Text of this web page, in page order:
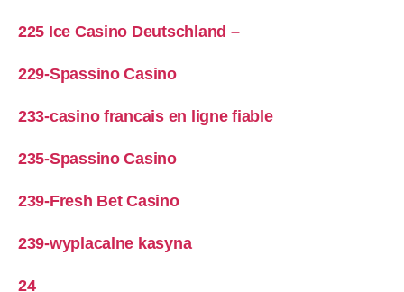
225 Ice Casino Deutschland –
229-Spassino Casino
233-casino francais en ligne fiable
235-Spassino Casino
239-Fresh Bet Casino
239-wyplacalne kasyna
24